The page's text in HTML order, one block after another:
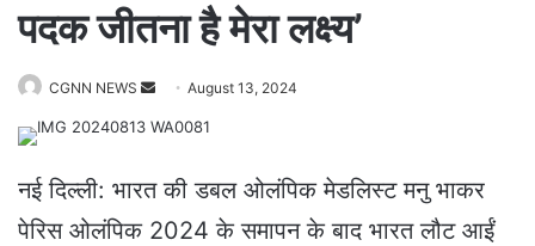
पदक जीतना है मेरा लक्ष्य’
CGNN NEWS
e
n
August 13, 2024
नई दिल्ली: भारत की डबल ओलंपिक मेडलिस्ट मनु भाकर
पेरिस ओलंपिक 2024 के समापन के बाद भारत लौट आईं